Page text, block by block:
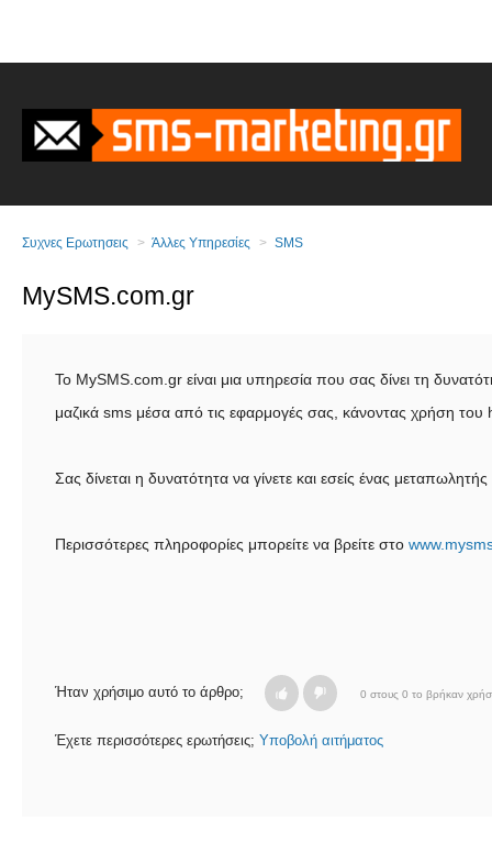
Συχνες Ερωτησεις Άλλες Υπηρεσίες SMS
MySMS.com.gr
Το MySMS.com.gr είναι μια υπηρεσία που σας δίνει τη
μαζικά sms μέσα από τις εφαρμογές σας, κάνοντας χρήση του
Σας δίνεται η δυνατότητα να γίνετε και εσείς ένας
Περισσότερες πληροφορίες μπορείτε να βρείτε στο
Ήταν χρήσιμο αυτό το άρθρο; 0 στους 0 το βρήκαν
Έχετε περισσότερες ερωτήσεις; Υποβολή αιτήματος